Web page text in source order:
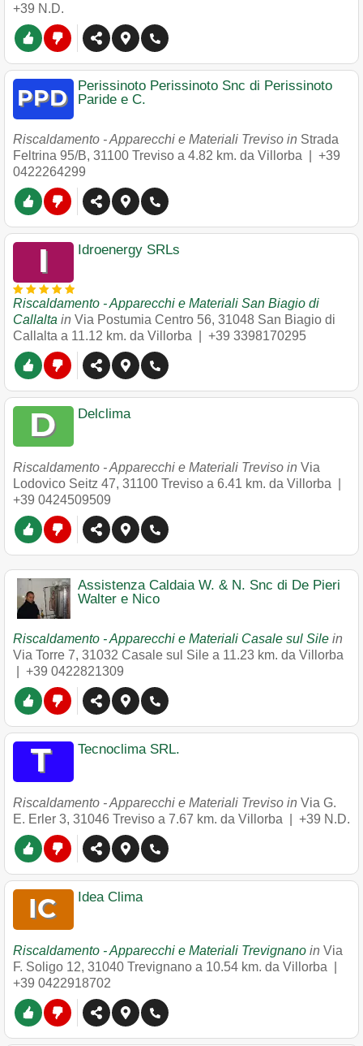
+39 N.D.
Perissinoto Perissinoto Snc di Perissinoto
Paride e C.
Riscaldamento - Apparecchi e Materiali Treviso in Strada
Feltrina 95/B, 31100 Treviso a 4.82 km. da Villorba | +39
0422264299
Idroenergy SRLs
Riscaldamento - Apparecchi e Materiali San Biagio di
Callalta in Via Postumia Centro 56, 31048 San Biagio di
Callalta a 11.12 km. da Villorba | +39 3398170295
Delclima
Riscaldamento - Apparecchi e Materiali Treviso in Via
Lodovico Seitz 47, 31100 Treviso a 6.41 km. da Villorba |
+39 0424509509
Assistenza Caldaia W. & N. Snc di De Pieri
Walter e Nico
Riscaldamento - Apparecchi e Materiali Casale sul Sile in
Via Torre 7, 31032 Casale sul Sile a 11.23 km. da Villorba
+39 0422821309
Tecnoclima SRL.
Riscaldamento - Apparecchi e Materiali Treviso in Via G.
E. Erler 3, 31046 Treviso a 7.67 km. da Villorba | +39 N.D.
Idea Clima
Riscaldamento - Apparecchi e Materiali Trevignano in Via
F. Soligo 12, 31040 Trevignano a 10.54 km. da Villorba |
+39 0422918702